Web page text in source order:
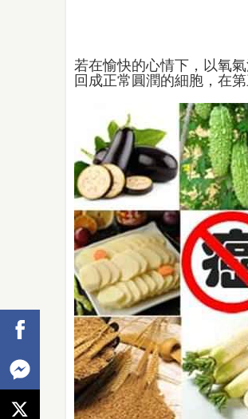
若在愉快的心情下，以氧
回成正常圓潤的細胞，在